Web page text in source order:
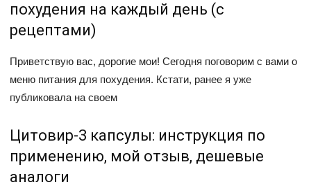
похудения на каждый день (с
рецептами)
Приветствую вас, дорогие мои! Сегодня поговорим с вами о
меню питания для похудения. Кстати, ранее я уже
публиковала на своем
Цитовир-3 капсулы: инструкция по
применению, мой отзыв, дешевые
аналоги